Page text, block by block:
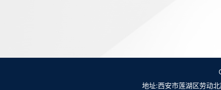
地址:西安市莲湖区劳动